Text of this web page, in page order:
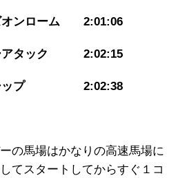
オンローム 2:01:06
ーアタック 2:02:15
ーシップ 2:02:38
の馬場はかなりの高速馬場に
てスタートしてからすぐ１コ